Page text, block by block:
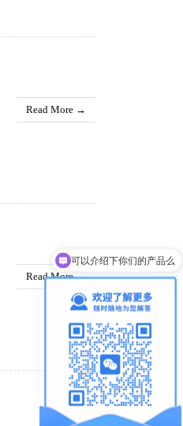
Read More →
Read More →
可以介绍下你们的产品么